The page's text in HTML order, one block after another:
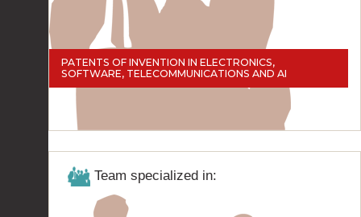
PATENTS OF INVENTION IN ELECTRONICS,
SOFTWARE, TELECOMMUNICATIONS AND AI
Team specialized in: